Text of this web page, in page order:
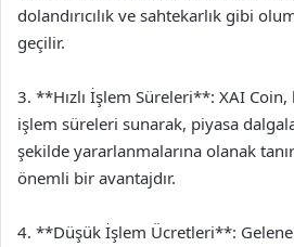
dolandırıcılık ve sahtekarlık gibi
geçilir.
3. **Hızlı İşlem Süreleri**: XAI Coin,
işlem süreleri sunarak, piyasa
şekilde yararlanmalarına olanak
önemli bir avantajdır.
4. **Düşük İşlem Ücretleri**: